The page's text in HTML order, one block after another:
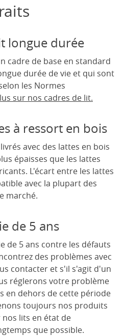
longue durée
cadre de base en standard
durée de vie et qui sont
les Normes
sur nos cadres de lit.
à ressort en bois
avec des lattes en bois
épaisses que les lattes
L'écart entre les lattes
avec la plupart des
marché.
de 5 ans
de 5 ans contre les défauts
des problèmes avec
contacter et s'il s'agit d'un
réglerons votre problème
en dehors de cette période
toujours nos produits
lits en état de
que possible.